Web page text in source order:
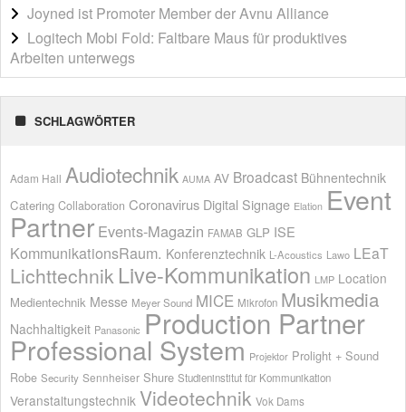
Joyned ist Promoter Member der Avnu Alliance
Logitech Mobi Fold: Faltbare Maus für produktives
Arbeiten unterwegs
SCHLAGWÖRTER
Adam Hall Audiotechnik AUMA AV Broadcast Bühnentechnik
Catering Collaboration Coronavirus Digital Signage Elation Event
Partner Events-Magazin FAMAB GLP ISE
KommunikationsRaum. Konferenztechnik L-Acoustics Lawo LEaT
Lichttechnik Live-Kommunikation LMP Location
Medientechnik Messe Meyer Sound MICE Mikrofon Musikmedia
Nachhaltigkeit Panasonic Production Partner
Professional System Projektor Prolight + Sound
Robe Security Sennheiser Shure Studieninstitut für Kommunikation
Veranstaltungstechnik Videotechnik Vok Dams